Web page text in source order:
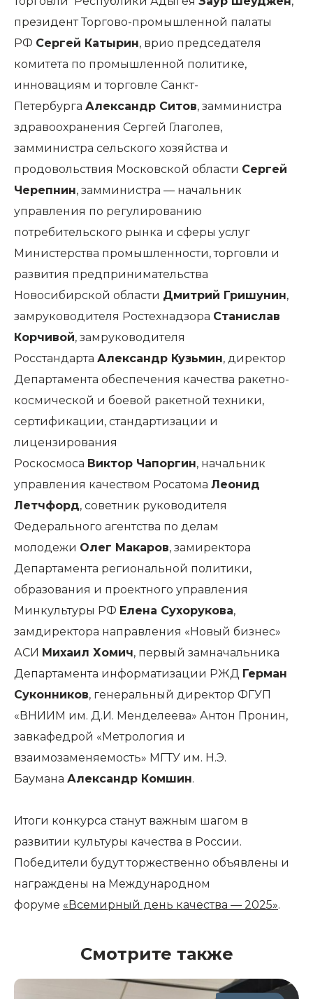
президент Торгово-промышленной палаты
РФ Сергей Катырин, врио председателя
комитета по промышленной политике,
инновациям и торговле Санкт-
Петербурга Александр Ситов, замминистра
здравоохранения Сергей Глаголев,
замминистра сельского хозяйства и
продовольствия Московской области Сергей
Черепнин, замминистра — начальник
управления по регулированию
потребительского рынка и сферы услуг
Министерства промышленности, торговли и
развития предпринимательства
Новосибирской области Дмитрий Гришунин,
замруководителя Ростехнадзора Станислав
Корчивой, замруководителя
Росстандарта Александр Кузьмин, директор
Департамента обеспечения качества ракетно-
космической и боевой ракетной техники,
сертификации, стандартизации и
лицензирования
Роскосмоса Виктор Чапоргин, начальник
управления качеством Росатома Леонид
Летчфорд, советник руководителя
Федерального агентства по делам
молодежи Олег Макаров, замиректора
Департамента региональной политики,
образования и проектного управления
Минкультуры РФ Елена Сухорукова,
замдиректора направления «Новый бизнес»
АСИ Михаил Хомич, первый замначальника
Департамента информатизации РЖД Герман
Суконников, генеральный директор ФГУП
«ВНИИМ им. Д.И. Менделеева» Антон Пронин,
завкафедрой «Метрология и
взаимозаменяемость» МГТУ им. Н.Э.
Баумана Александр Комшин.
Итоги конкурса станут важным шагом в
развитии культуры качества в России.
Победители будут торжественно объявлены и
награждены на Международном
форуме «Всемирный день качества — 2025».
Смотрите также